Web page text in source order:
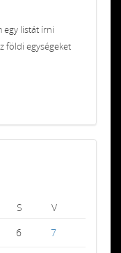
egy listát írni
földi egységeket
S
V
6 7